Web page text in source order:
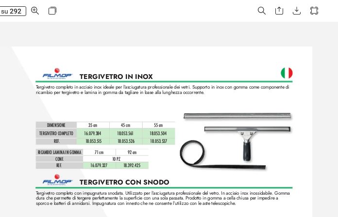
su 292
RICAMBIO LAMINA IN GOMMA 71 cm
92 cm
CONF. 10 PZ
REF. 16.079.327 18.392.425
DIMENSIONE 35 cm 45 cm
55 cm
TERGIVETRO COMPLETO
16.079.384 18.053.561 18.053.504
REF. 18.053.515 18.053.526 18.053.537
TERGIVETRO IN INOX
TERGIVETRO CON SNODO
Tergivetro completo in acciaio inox ideale per l’asciugatura professionale dei vetri. Supporto in inox con gomma come componente di
ricambio per tergivetro e lamina in gomma da tagliare in base alla lunghezza occorrente.
Tergivetro completo con impugnatura snodata. Utilizzato per l’asciugatura professionale del vetro. In acciaio inox inossidabile. Gomma
dura che permette di tergere perfettamente la superficie con una sola passata. Prodotto in gomma a cella chiusa per impedire a
sporco e batteri di annidarsi. Impugnatura con innesto che ne consente l’utilizzo con le aste telescopiche.